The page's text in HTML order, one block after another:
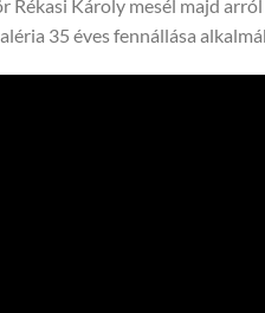
Rékasi Károly mesél majd
35 éves fennállása